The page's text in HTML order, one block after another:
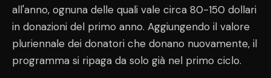
all'anno, ognuna delle quali vale circa 80-150 dollari
in donazioni del primo anno. Aggiungendo il valore
pluriennale dei donatori che donano nuovamente, il
programma si ripaga da solo già nel primo ciclo.